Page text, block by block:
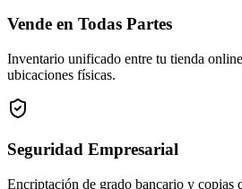
Vende en Todas Partes
Inventario unificado entre tu tienda
ubicaciones físicas.
Seguridad Empresarial
Encriptación de grado bancario y copias